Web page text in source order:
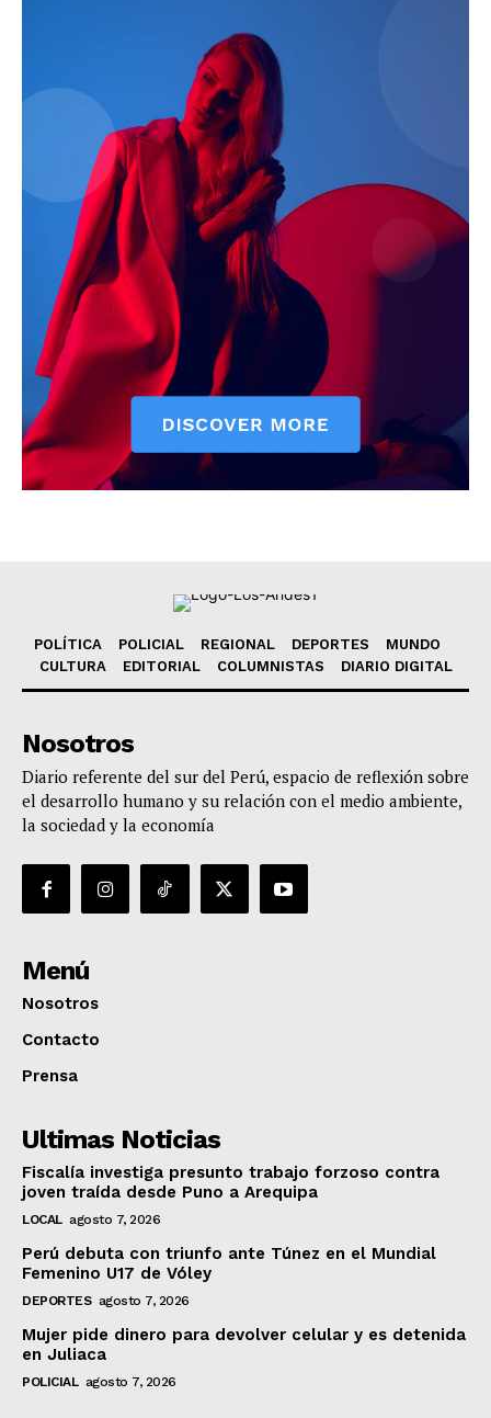
POLÍTICA POLICIAL REGIONAL DEPORTES
MUNDO
CULTURA
EDITORIAL COLUMNISTAS DIARIO DIGITAL
Nosotros
Diario referente del sur del Perú, espacio de reflexión sobre
el desarrollo humano y su relación con el medio ambiente,
la sociedad y la economía
Menú
Nosotros
Contacto
Prensa
Ultimas Noticias
Fiscalía investiga presunto trabajo forzoso contra
joven traída desde Puno a Arequipa
LOCAL agosto 7, 2026
Perú debuta con triunfo ante Túnez en el Mundial
Femenino U17 de Vóley
DEPORTES agosto 7, 2026
Mujer pide dinero para devolver celular y es detenida
en Juliaca
POLICIAL agosto 7, 2026